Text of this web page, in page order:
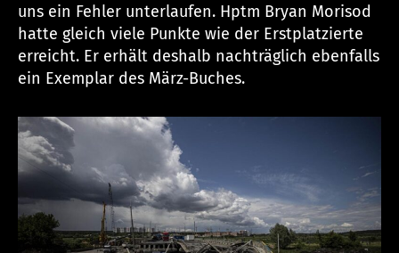
uns ein Fehler unterlaufen. Hptm Bryan Morisod
hatte gleich viele Punkte wie der Erstplatzierte
erreicht. Er erhält deshalb nachträglich ebenfalls
ein Exemplar des März-Buches.